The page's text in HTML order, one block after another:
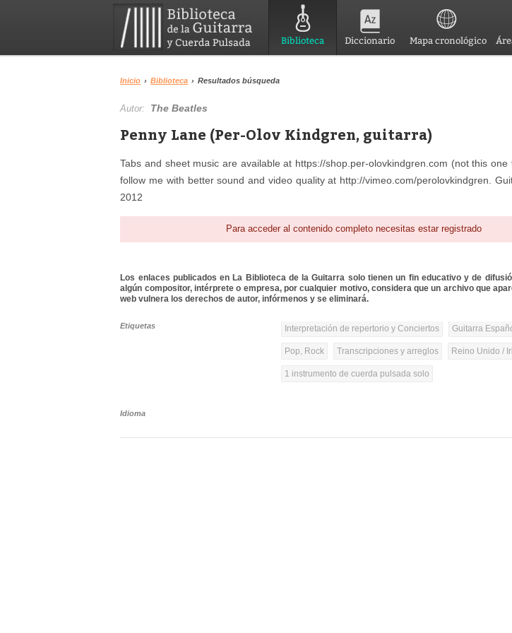
Biblioteca Diccionario Mapa cronológico
Inicio › Biblioteca › Resultados búsqueda
Autor: The Beatles
Penny Lane (Per-Olov Kindgren, guitarra)
Tabs and sheet music are available at https://shop.per-olovkindgren.com (not this one
follow me with better sound and video quality at http://vimeo.com/perolovkindgren.
2012
Para acceder al contenido completo necesitas estar registrado
Los enlaces publicados en La Biblioteca de la Guitarra solo tienen un fin educativo y de
algún compositor, intérprete o empresa, por cualquier motivo, considera que un archivo que
web vulnera los derechos de autor, infórmenos y se eliminará.
Etiquetas Interpretación de repertorio y Conciertos Guitarra
Pop, Rock Transcripciones y arreglos Reino Unido /
1 instrumento de cuerda pulsada solo
Idioma